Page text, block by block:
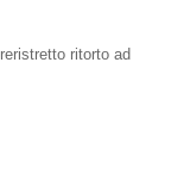
ritorto ad